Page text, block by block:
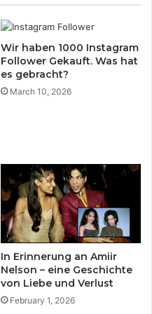
Wir haben 1000 Instagram
Follower Gekauft. Was hat
es gebracht?
March 10, 2026
In Erinnerung an Amiir
Nelson – eine Geschichte
von Liebe und Verlust
February 1, 2026